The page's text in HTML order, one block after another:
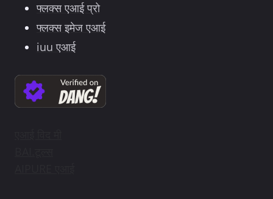
फ्लक्स एआई प्रो
फ्लक्स इमेज एआई
iuu एआई